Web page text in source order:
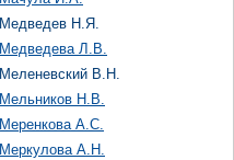
Медведев Н.Я.
Медведева Л.В.
Меленевский В.Н.
Мельников Н.В.
Меренкова А.С.
Меркулова А.Н.